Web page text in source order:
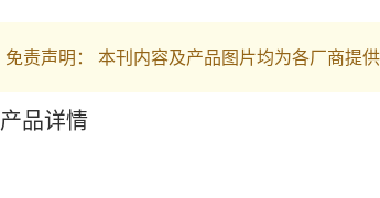
免责声明： 本刊内容及产品图片均为各厂商提
产品详情